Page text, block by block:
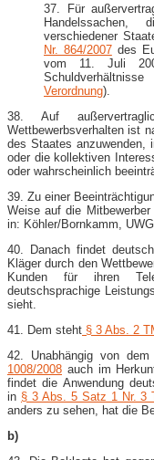
37. Für
verschiedener
Nr. 864/2007des
vom 11. Juli
Verordnung).
38. Auf
Wettbewerbsverhalten ist
des Staates anzuwenden,
oder die kollektiven
oder wahrscheinlich
39. Zu einer
Weise auf die
in: Köhler/Bornkamm,
40. Danach findet
Kläger durch den
Kunden für ihren
deutschsprachige
sieht.
41. Dem steht § 3 Abs. 2
42. Unabhängig von
1008/2008 auch im
findet die Anwendung
in § 3 Abs. 5 Satz 1 Nr. 3
anders zu sehen, hat die
b)